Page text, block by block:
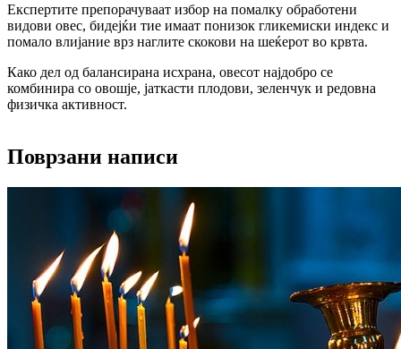
Експертите препорачуваат избор на помалку обработени
видови овес, бидејќи тие имаат понизок гликемиски индекс и
помало влијание врз наглите скокови на шеќерот во крвта.
Како дел од балансирана исхрана, овесот најдобро се
комбинира со овошје, јаткасти плодови, зеленчук и редовна
физичка активност.
Поврзани написи